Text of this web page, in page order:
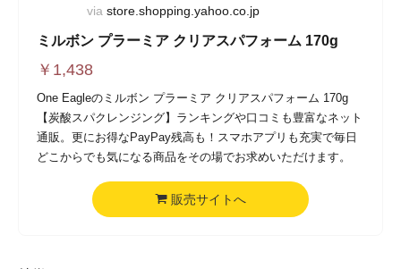
via store.shopping.yahoo.co.jp
ミルボン プラーミア クリアスパフォーム 170g
￥ 1,438
One Eagleのミルボン プラーミア クリアスパフォーム 170g
【炭酸スパクレンジング】ランキングや口コミも豊富なネット
通販。更にお得なPayPay残高も！スマホアプリも充実で毎日
どこからでも気になる商品をその場でお求めいただけます。
販売サイトへ